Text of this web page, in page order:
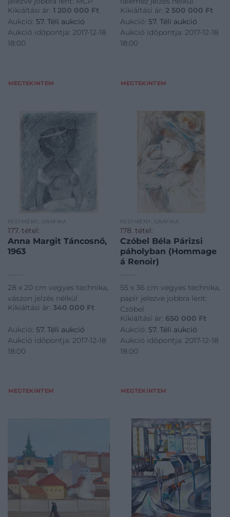
Kikiáltási ár: 1 200 000 Ft
Aukció: 57. Téli aukció
Aukció időpontja: 2017-12-18
18:00
MEGTEKINTEM
Kikiáltási ár: 2 500 000 Ft
Aukció: 57. Téli aukció
Aukció időpontja: 2017-12-18
18:00
MEGTEKINTEM
FESTMÉNY, GRAFIKA
177. tétel:
Anna Margit Táncosnő,
1963
28 x 20 cm vegyes technika,
vászon jelzés nélkül
Kikiáltási ár: 340 000 Ft
Aukció: 57. Téli aukció
Aukció időpontja: 2017-12-18
18:00
MEGTEKINTEM
FESTMÉNY, GRAFIKA
178. tétel:
Czóbel Béla Párizsi
páholyban (Hommage
á Renoir)
55 x 36 cm vegyes technika,
papír jelezve jobbra lent:
Czóbel
Kikiáltási ár: 650 000 Ft
Aukció: 57. Téli aukció
Aukció időpontja: 2017-12-18
18:00
MEGTEKINTEM